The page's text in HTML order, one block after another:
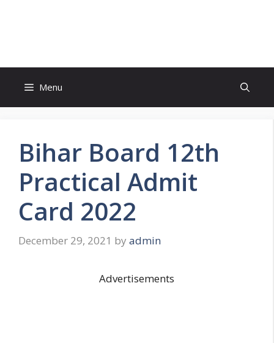
Menu
Bihar Board 12th
Practical Admit
Card 2022
December 29, 2021 by admin
Advertisements